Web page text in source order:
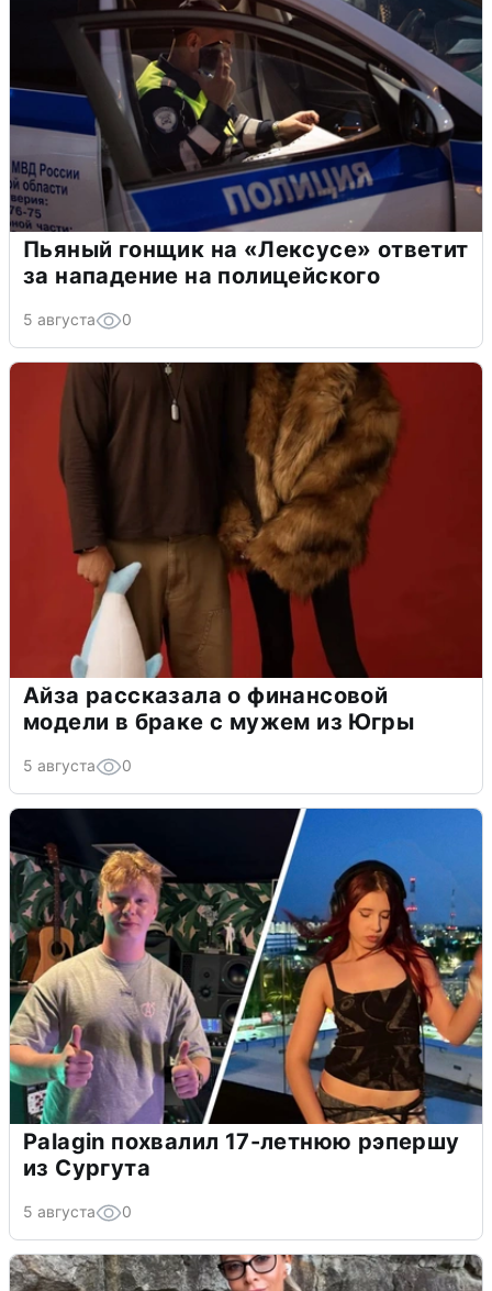
Пьяный гонщик на «Лексусе» ответит
за нападение на полицейского
5 августа 0
Айза рассказала о финансовой
модели в браке с мужем из Югры
5 августа 0
Palagin похвалил 17-летнюю рэпершу
из Сургута
5 августа 0